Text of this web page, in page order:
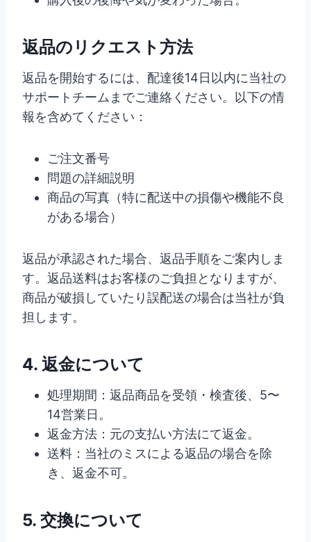
返品のリクエスト方法
返品を開始するには、配達後14日以内に当社の
サポートチームまでご連絡ください。以下の情
報を含めてください：
ご注文番号
問題の詳細説明
商品の写真（特に配送中の損傷や機能不良
がある場合）
返品が承認された場合、返品手順をご案内しま
す。返品送料はお客様のご負担となりますが、
商品が破損していたり誤配送の場合は当社が負
担します。
4. 返金について
処理期間：返品商品を受領・検査後、5〜
14営業日。
返金方法：元の支払い方法にて返金。
送料：当社のミスによる返品の場合を除
き、返金不可。
5. 交換について